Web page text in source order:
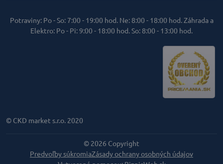
Potraviny: Po - So: 7:00 - 19:00 hod. Ne: 8:00 - 18:00 hod. Záhrada a
Elektro: Po - Pi: 9:00 - 18:00 hod. So: 8:00 - 13:00 hod.
© CKD market s.r.o. 2020
© 2026 Copyright
Predvoľby súkromiaZásady ochrany osobných údajov